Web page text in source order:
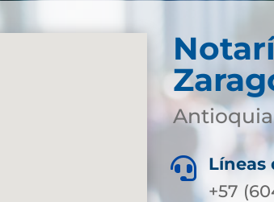
Antioquia

Líneas
+57